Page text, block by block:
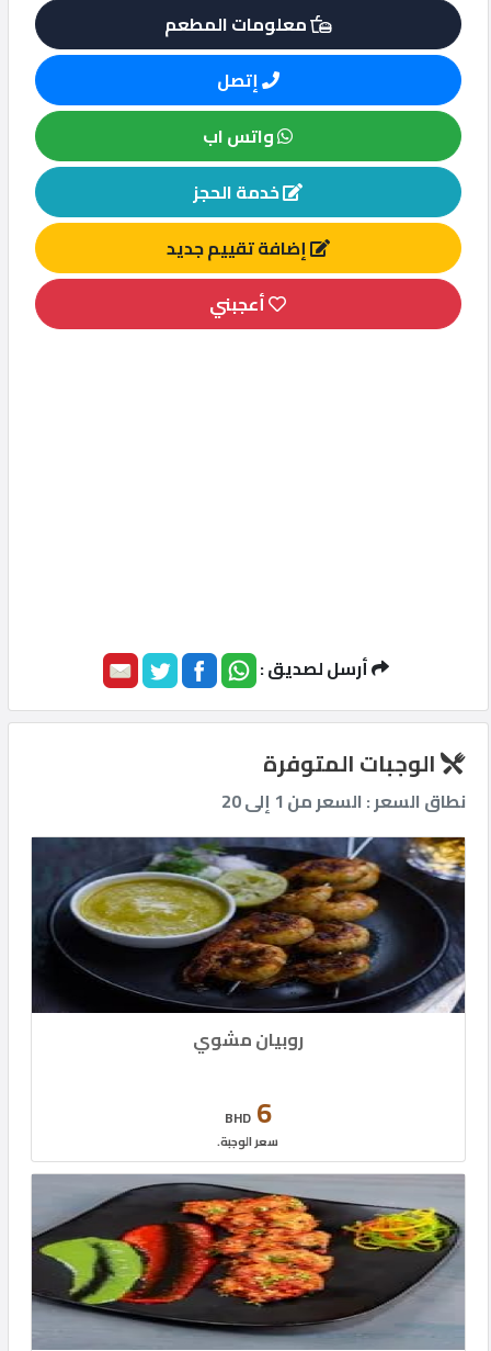
معلومات المطعم
إتصل
واتس اب
خدمة الحجز
إضافة تقييم جديد
أعجبني
أرسل لصديق :
الوجبات المتوفرة
نطاق السعر : السعر من 1 إلى 20
روبيان مشوي
6
BHD
سعر الوجبة.